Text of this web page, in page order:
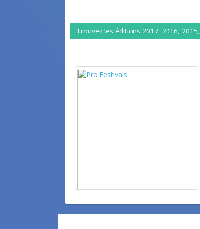
Trouvez les éditions 2017, 2016,